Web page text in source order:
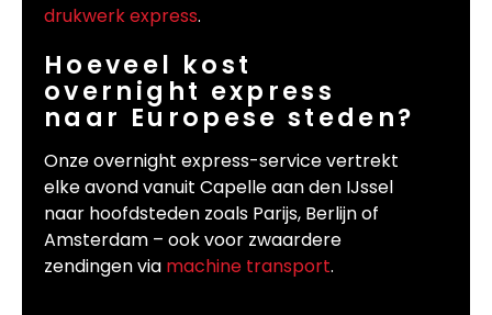
drukwerk express.
Hoeveel kost
overnight express
naar Europese steden?
Onze overnight express-service vertrekt
elke avond vanuit Capelle aan den IJssel
naar hoofdsteden zoals Parijs, Berlijn of
Amsterdam – ook voor zwaardere
zendingen via machine transport.